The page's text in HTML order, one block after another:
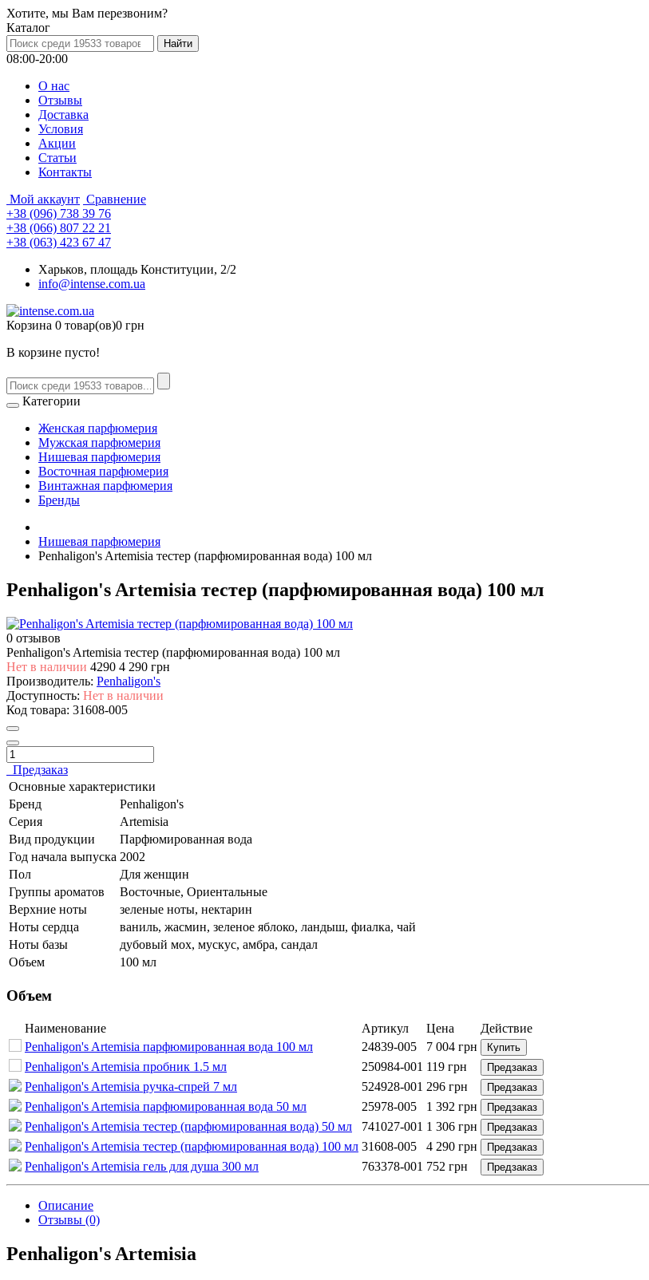
Хотите, мы Вам перезвоним?
Каталог
08:00-20:00
О нас
Отзывы
Доставка
Условия
Aкции
Статьи
Контакты
Мой аккаунт Сравнение
+38 (096) 738 39 76
+38 (066) 807 22 21
+38 (063) 423 67 47
Харьков, площадь Конституции, 2/2
info@intense.com.ua
Корзина 0 товар(ов)0 грн
В корзине пусто!
Категории
Женская парфюмерия
Мужская парфюмерия
Нишевая парфюмерия
Восточная парфюмерия
Винтажная парфюмерия
Бренды
Нишевая парфюмерия
Penhaligon's Artemisia тестер (парфюмированная вода) 100 мл
Penhaligon's Artemisia тестер (парфюмированная вода) 100 мл
0 отзывов
Penhaligon's Artemisia тестер (парфюмированная вода) 100 мл
Нет в наличии 4290 4 290 грн
Производитель: Penhaligon's
Доступность: Нет в наличии
Код товара: 31608-005
Предзаказ
Основные характеристики
Бренд
Penhaligon's
Серия
Artemisia
Вид продукции
Парфюмированная вода
Год начала выпуска 2002
Пол
Для женщин
Группы ароматов
Восточные, Ориентальные
Верхние ноты
зеленые ноты, нектарин
Ноты сердца
ваниль, жасмин, зеленое яблоко, ландыш, фиалка, чай
Ноты базы
дубовый мох, мускус, амбра, сандал
Объем
100 мл
Объем
Наименование Артикул Цена
Действие
Penhaligon's Artemisia парфюмированная вода 100 мл
24839-005 7 004 грн Купить
Penhaligon's Artemisia пробник 1.5 мл 250984-001 119 грн Предзаказ
Penhaligon's Artemisia ручка-спрей 7 мл 524928-001 296 грн Предзаказ
Penhaligon's Artemisia парфюмированная вода 50 мл 25978-005 1 392 грн Предзаказ
Penhaligon's Artemisia тестер (парфюмированная вода) 50 мл 741027-001 1 306 грн Предзаказ
Penhaligon's Artemisia тестер (парфюмированная вода) 100 мл 31608-005 4 290 грн Предзаказ
Penhaligon's Artemisia гель для душа 300 мл 763378-001 752 грн Предзаказ
Описание
Отзывы (0)
Penhaligon's Artemisia